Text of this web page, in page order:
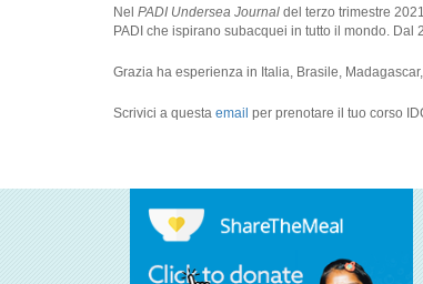
Nel PADI Undersea Journal del terzo trimestre
PADI che ispirano subacquei in tutto il mondo.
Grazia ha esperienza in Italia, Brasile,
Scrivici a questa email per prenotare il tuo corso